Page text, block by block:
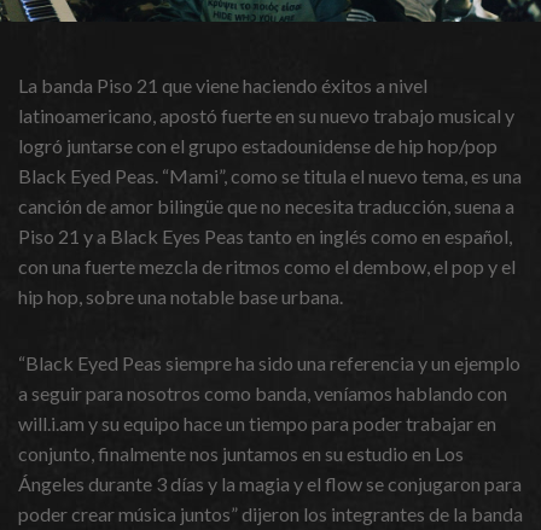
La banda Piso 21 que viene haciendo éxitos a nivel
latinoamericano, apostó fuerte en su nuevo trabajo musical y
logró juntarse con el grupo estadounidense de hip hop/pop
Black Eyed Peas. “Mami”, como se titula el nuevo tema, es una
canción de amor bilingüe que no necesita traducción, suena a
Piso 21 y a Black Eyes Peas tanto en inglés como en español,
con una fuerte mezcla de ritmos como el dembow, el pop y el
hip hop, sobre una notable base urbana.
“Black Eyed Peas siempre ha sido una referencia y un ejemplo
a seguir para nosotros como banda, veníamos hablando con
will.i.am y su equipo hace un tiempo para poder trabajar en
conjunto, finalmente nos juntamos en su estudio en Los
Ángeles durante 3 días y la magia y el flow se conjugaron para
poder crear música juntos” dijeron los integrantes de la banda